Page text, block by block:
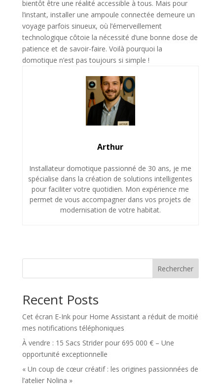
bientôt être une réalité accessible à tous. Mais pour
l’instant, installer une ampoule connectée demeure un
voyage parfois sinueux, où l’émerveillement
technologique côtoie la nécessité d’une bonne dose de
patience et de savoir-faire. Voilà pourquoi la
domotique n’est pas toujours si simple !
Arthur
Installateur domotique passionné de 30 ans, je me
spécialise dans la création de solutions intelligentes
pour faciliter votre quotidien. Mon expérience me
permet de vous accompagner dans vos projets de
modernisation de votre habitat.
Rechercher
Recent Posts
Cet écran E-Ink pour Home Assistant a réduit de moitié
mes notifications téléphoniques
À vendre : 15 Sacs Strider pour 695 000 € – Une
opportunité exceptionnelle
« Un coup de cœur créatif : les origines passionnées de
l’atelier Nolina »